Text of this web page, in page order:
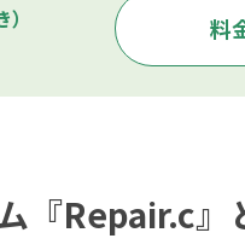
料
『Repair.c』